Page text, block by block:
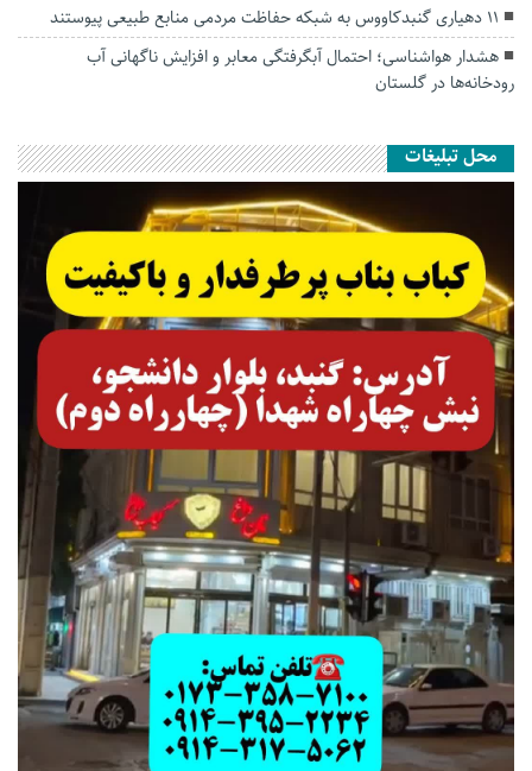
۱۱ دهیاری گنبدکاووس به شبکه حفاظت مردمی منابع طبیعی پیوستند
هشدار هواشناسی؛ احتمال آبگرفتگی معابر و افزایش ناگهانی آب
رودخانه‌ها در گلستان
محل تبلیغات